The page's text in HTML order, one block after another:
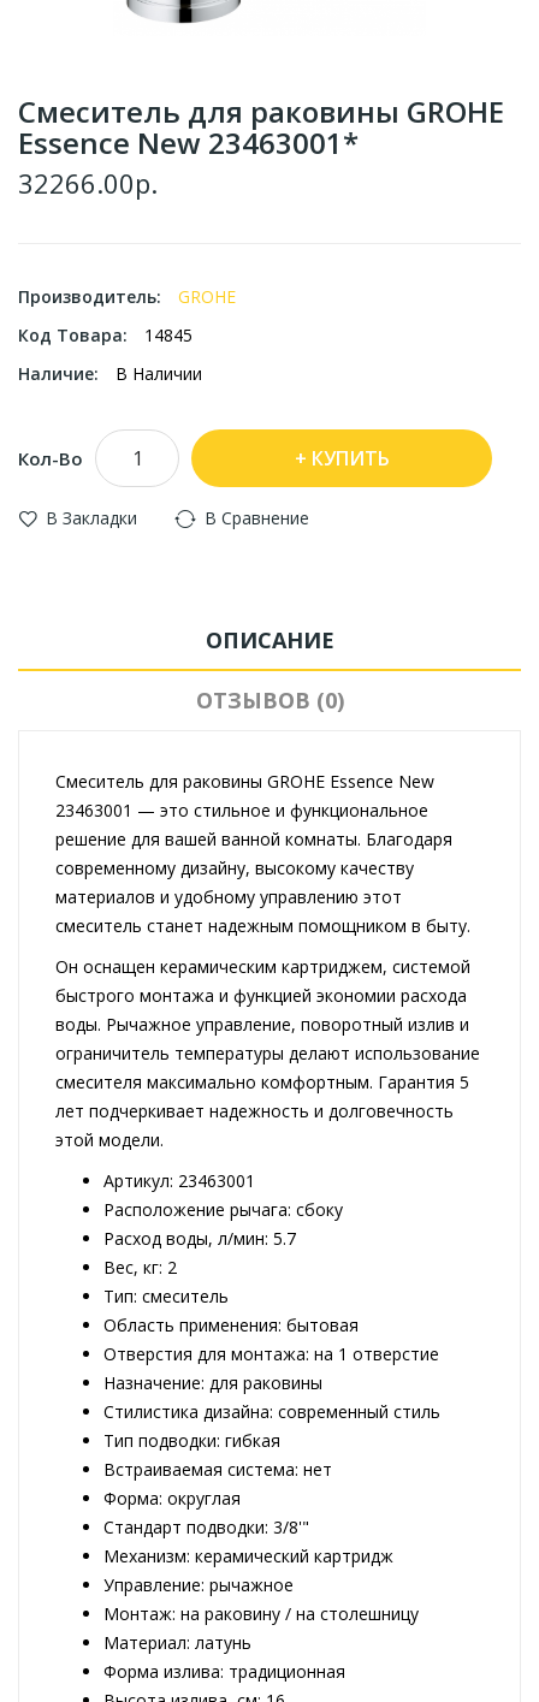
Смеситель для раковины GROHE
Essence New 23463001*
32266.00р.
Производитель:
GROHE
Код Товара:
14845
Наличие:
В Наличии
Кол-Во КУПИТЬ
В Закладки В Сравнение
ОПИСАНИЕ
ОТЗЫВОВ (0)
Смеситель для раковины GROHE Essence New
23463001 — это стильное и функциональное
решение для вашей ванной комнаты. Благодаря
современному дизайну, высокому качеству
материалов и удобному управлению этот
смеситель станет надежным помощником в быту.
Он оснащен керамическим картриджем, системой
быстрого монтажа и функцией экономии расхода
воды. Рычажное управление, поворотный излив и
ограничитель температуры делают использование
смесителя максимально комфортным. Гарантия 5
лет подчеркивает надежность и долговечность
этой модели.
Артикул: 23463001
Расположение рычага: сбоку
Расход воды, л/мин: 5.7
Вес, кг: 2
Тип: смеситель
Область применения: бытовая
Отверстия для монтажа: на 1 отверстие
Назначение: для раковины
Стилистика дизайна: современный стиль
Тип подводки: гибкая
Встраиваемая система: нет
Форма: округлая
Стандарт подводки: 3/8'"
Механизм: керамический картридж
Управление: рычажное
Монтаж: на раковину / на столешницу
Материал: латунь
Форма излива: традиционная